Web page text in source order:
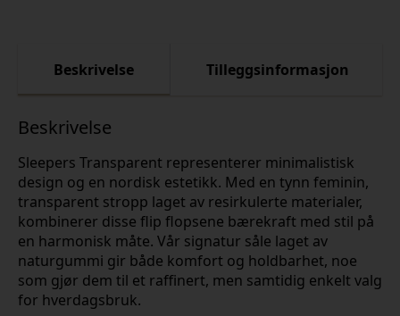
Beskrivelse Tilleggsinformasjon
Beskrivelse
Sleepers Transparent representerer minimalistisk
design og en nordisk estetikk. Med en tynn feminin,
transparent stropp laget av resirkulerte materialer,
kombinerer disse flip flopsene bærekraft med stil på
en harmonisk måte. Vår signatur såle laget av
naturgummi gir både komfort og holdbarhet, noe
som gjør dem til et raffinert, men samtidig enkelt valg
for hverdagsbruk.